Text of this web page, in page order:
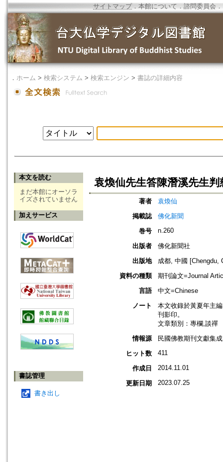
サイトマップ．本館について ． 諮問委員会 ．
． ホーム > 検索システム > 検索エンジン > 書誌の詳細内容
本文を読む
まだ本館にオーソラ
イズされていません
加えサービス
書誌管理
書き出し
袁煥仙先生答陳潛溪先生判
著者
袁煥仙
掲載誌
佛化新聞
巻号
n.260
出版者
佛化新聞社
出版地
成都, 中國 [Chengdu,
資料の種類
期刊論文=Journal
言語
中文=Chinese
ノート
本文收錄於黃夏年主
刊影印。
文章類別：專欄,談禪
情報源
民國佛教期刊文獻集
ヒット数
411
作成日 2014.11.01
更新日期 2023.07.25